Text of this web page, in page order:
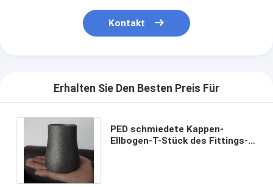
Kontakt
Erhalten Sie Den Besten Preis Für
PED schmiedete Kappen-
Ellbogen-T-Stück des Fittings-